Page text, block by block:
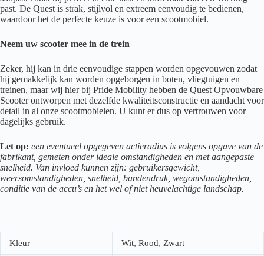
past. De Quest is strak, stijlvol en extreem eenvoudig te bedienen,
waardoor het de perfecte keuze is voor een scootmobiel.
Neem uw scooter mee in de trein
Zeker, hij kan in drie eenvoudige stappen worden opgevouwen zodat
hij gemakkelijk kan worden opgeborgen in boten, vliegtuigen en
treinen, maar wij hier bij Pride Mobility hebben de Quest Opvouwbare
Scooter ontworpen met dezelfde kwaliteitsconstructie en aandacht voor
detail in al onze scootmobielen. U kunt er dus op vertrouwen voor
dagelijks gebruik.
Let op: een eventueel opgegeven actieradius is volgens opgave van de
fabrikant, gemeten onder ideale omstandigheden en met aangepaste
snelheid. Van invloed kunnen zijn: gebruikersgewicht,
weersomstandigheden, snelheid, bandendruk, wegomstandigheden,
conditie van de accu’s en het wel of niet heuvelachtige landschap.
Kleur Wit, Rood, Zwart